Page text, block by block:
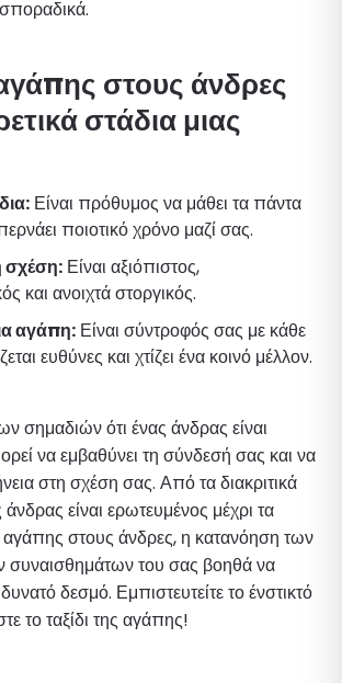
στους άνδρες
στάδια μιας
Είναι πρόθυμος να μάθει τα πάντα
ποιοτικό χρόνο μαζί σας.
σχέση: Είναι αξιόπιστος,
και ανοιχτά στοργικός.
αγάπη: Είναι σύντροφός σας με κάθε
ευθύνες και χτίζει ένα κοινό μέλλον.
σημαδιών ότι ένας άνδρας είναι
να εμβαθύνει τη σύνδεσή σας και να
στη σχέση σας. Από τα διακριτικά
είναι ερωτευμένος μέχρι τα
στους άνδρες, η κατανόηση των
συναισθημάτων του σας βοηθά να
δεσμό. Εμπιστευτείτε το ένστικτό
το ταξίδι της αγάπης!